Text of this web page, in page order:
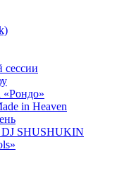
сессии
«Рондо»
in Heaven
DJ SHUSHUKIN